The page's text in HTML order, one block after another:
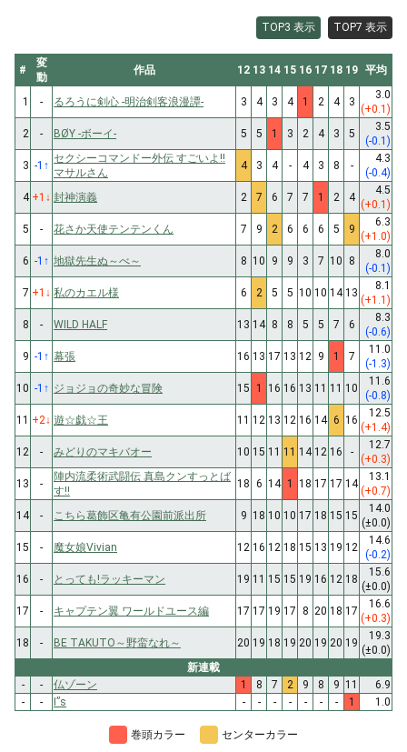
TOP3 表示 TOP7 表示
#
変
動
作品 12 13 14 15 16 17 18 19 平均
1 - るろうに剣心 -明治剣客浪漫譚- 3 4 3 4 1 2 4 3
3.0
(+0.1)
2
- BØY -ボーイ- 5 5 1 3 2 4 3 5
3.5
(-0.1)
3 -1 ↑
セクシーコマンドー外伝 すごいよ!!
マサルさん
4 3 4 - 4 3 8 -
4.3
(-0.4)
4 +1 ↓ 封神演義 2 7 6 7 7 1 2 4
4.5
(+0.1)
5
- 花さか天使テンテンくん 7 9 2 6 6 6 5 9
6.3
(+1.0)
6 -1 ↑ 地獄先生ぬ～べ～ 8 10 9 9 3 7 10 8
8.0
(-0.1)
7 +1 ↓ 私のカエル様 6 2 5 5 10 10 14 13
8.1
(+1.1)
8
- WILD HALF 13 14 8 8 5 5 7 6
8.3
(-0.6)
9 -1 ↑ 幕張 16 13 17 13 12 9 1 7
11.0
(-1.3)
10 -1 ↑ ジョジョの奇妙な冒険 15 1 16 16 13 11 11 10
11.6
(-0.8)
11 +2↓ 遊☆戯☆王 11 12 13 12 16 14 6 16
12.5
(+1.4)
12
- みどりのマキバオー 10 15 11 11 14 12 16 -
12.7
(+0.3)
13
-
陣内流柔術武闘伝 真島クンすっとば
す!!
18 6 14 1 18 17 17 14
13.1
(+0.7)
14
- こちら葛飾区亀有公園前派出所 9 18 10 10 17 18 15 15
14.0
(±0.0)
15
- 魔女娘Vivian 12 16 12 18 15 13 19 12
14.6
(-0.2)
16
- とっても!ラッキーマン 19 11 15 15 19 16 12 18
15.6
(±0.0)
17
- キャプテン翼 ワールドユース編 17 17 19 17 8 20 18 17
16.6
(+0.3)
18
- BE TAKUTO～野蛮なれ～ 20 19 18 19 20 19 20 19
19.3
(±0.0)
新連載
-
- 仏ゾーン 1 8 7 2 9 8 9 11
6.9
-
- I”s - - - - - - - 1 1.0
巻頭カラー センターカラー